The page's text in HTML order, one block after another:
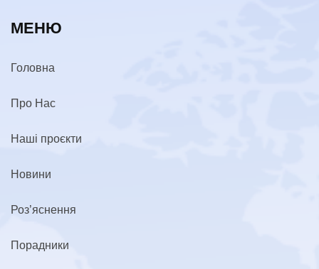
МЕНЮ
Головна
Про Нас
Наші проєкти
Новини
Роз’яснення
Порадники